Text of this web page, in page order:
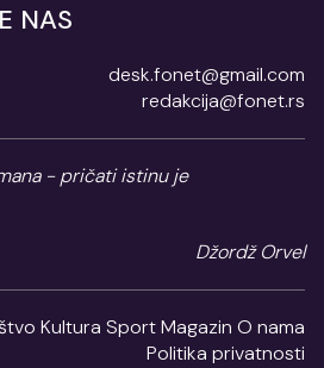
NAS
desk.fonet@gmail.com
redakcija@fonet.rs
- pričati istinu je
Džordž Orvel
Kultura SportMagazin O nama
Politika privatnosti